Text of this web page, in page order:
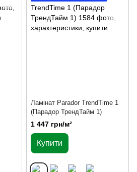
Ламінат Parador TrendTime 1
(Парадор ТрендТайм 1)
1 447 грн/м²
Купити